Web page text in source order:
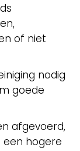
of niet
nodig
goede
afgevoerd,
hogere